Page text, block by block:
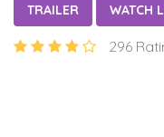
TRAILER WATCH
296